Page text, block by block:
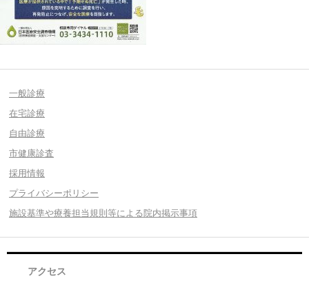
一般診療
在宅診療
自由診療
市健康診査
採用情報
プライバシーポリシー
施設基準や療養担当規則等による院内掲示事項
アクセス